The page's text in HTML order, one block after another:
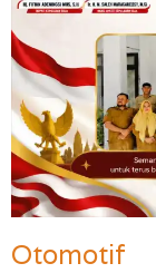
Otomotif